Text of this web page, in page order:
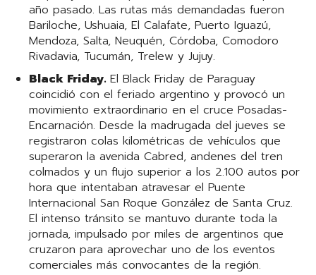
año pasado. Las rutas más demandadas fueron
Bariloche, Ushuaia, El Calafate, Puerto Iguazú,
Mendoza, Salta, Neuquén, Córdoba, Comodoro
Rivadavia, Tucumán, Trelew y Jujuy.
Black Friday. El Black Friday de Paraguay
coincidió con el feriado argentino y provocó un
movimiento extraordinario en el cruce Posadas-
Encarnación. Desde la madrugada del jueves se
registraron colas kilométricas de vehículos que
superaron la avenida Cabred, andenes del tren
colmados y un flujo superior a los 2.100 autos por
hora que intentaban atravesar el Puente
Internacional San Roque González de Santa Cruz.
El intenso tránsito se mantuvo durante toda la
jornada, impulsado por miles de argentinos que
cruzaron para aprovechar uno de los eventos
comerciales más convocantes de la región.